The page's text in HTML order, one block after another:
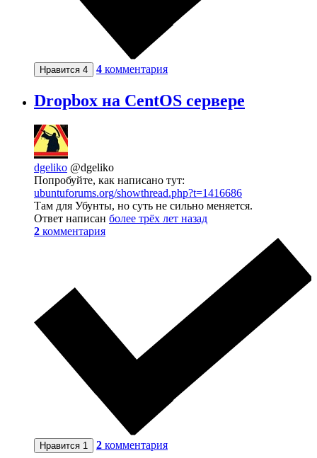
Нравится 4 4 комментария
Dropbox на CentOS сервере
dgeliko @dgeliko
Попробуйте, как написано тут:
ubuntuforums.org/showthread.php?t=1416686
Там для Убунты, но суть не сильно меняется.
Ответ написан более трёх лет назад
2 комментария
Нравится 1 2 комментария